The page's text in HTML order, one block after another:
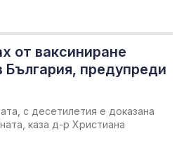
от ваксиниране
предупреди
с десетилетия е доказана
каза д-р Христиана